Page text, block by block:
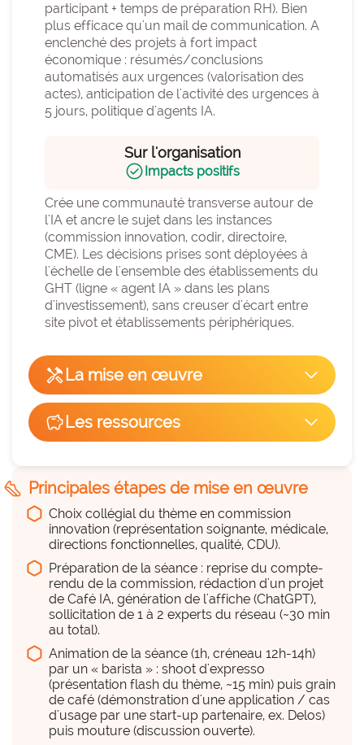
steps Principales étapes de mise en œuvre
Choix collégial du thème en commission
innovation (représentation soignante, médicale,
directions fonctionnelles, qualité, CDU).
Préparation de la séance : reprise du compte-
rendu de la commission, rédaction d'un projet
de Café IA, génération de l'affiche (ChatGPT),
sollicitation de 1 à 2 experts du réseau (~30 min
au total).
Animation de la séance (1h, créneau 12h-14h)
par un « barista » : shoot d'expresso
(présentation flash du thème, ~15 min) puis grain
de café (démonstration d'une application / cas
d'usage par une start-up partenaire, ex. Delos)
puis mouture (discussion ouverte).
participant + temps de préparation RH). Bien
plus efficace qu'un mail de communication. A
enclenché des projets à fort impact
économique : résumés/conclusions
automatisés aux urgences (valorisation des
actes), anticipation de l'activité des urgences à
5 jours, politique d'agents IA.
Sur l'organisation
check_circleImpacts positifs
Crée une communauté transverse autour de
l'IA et ancre le sujet dans les instances
(commission innovation, codir, directoire,
CME). Les décisions prises sont déployées à
l'échelle de l'ensemble des établissements du
GHT (ligne « agent IA » dans les plans
d'investissement), sans creuser d'écart entre
site pivot et établissements périphériques.
handymanLa mise en œuvre arrow_forward_ios
hexagon_r0
8
Remplace une pratique existante
cancelNON
Complète et structure les démarches
existantes plutôt qu'elle ne les remplace :
alternative plus souple et conviviale aux
échanges en commission (2h), directoire ou
CME, où les sujets IA se noient parmi d'autres.
savingsLes ressources arrow_forward_ios
hexagon_r0
Peu
1h/séance ; ~30 min de préparation
Du personnel (équipe, projet,
déploiement...)
a considérer
Animateur « barista » + relais + 1-2 experts